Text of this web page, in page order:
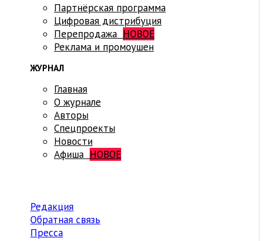
Партнёрская программа
Цифровая дистрибуция
Перепродажа НОВОЕ
Реклама и промоушен
ЖУРНАЛ
Главная
О журнале
Авторы
Спецпроекты
Новости
Афиша НОВОЕ
Редакция
Обратная связь
Пресса